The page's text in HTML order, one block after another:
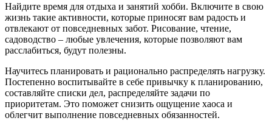
Найдите время для отдыха и занятий хобби. Включите в свою
жизнь такие активности, которые приносят вам радость и
отвлекают от повседневных забот. Рисование, чтение,
садоводство – любые увлечения, которые позволяют вам
расслабиться, будут полезны.
Научитесь планировать и рационально распределять нагрузку.
Постепенно воспитывайте в себе привычку к планированию,
составляйте списки дел, распределяйте задачи по
приоритетам. Это поможет снизить ощущение хаоса и
облегчит выполнение повседневных обязанностей.